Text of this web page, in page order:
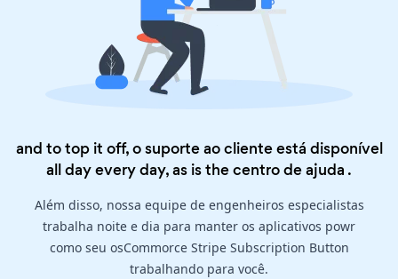
and to top it off, o suporte ao cliente está disponível
all day every day, as is thecentro de ajuda .
Além disso, nossa equipe de engenheiros especialistas
trabalha noite e dia para manter os aplicativos powr
como seu osCommorce Stripe Subscription Button
trabalhando para você.